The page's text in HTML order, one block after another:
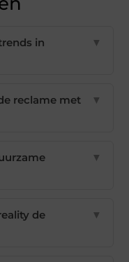
in
▼
reclame met
▼
▼
de
▼